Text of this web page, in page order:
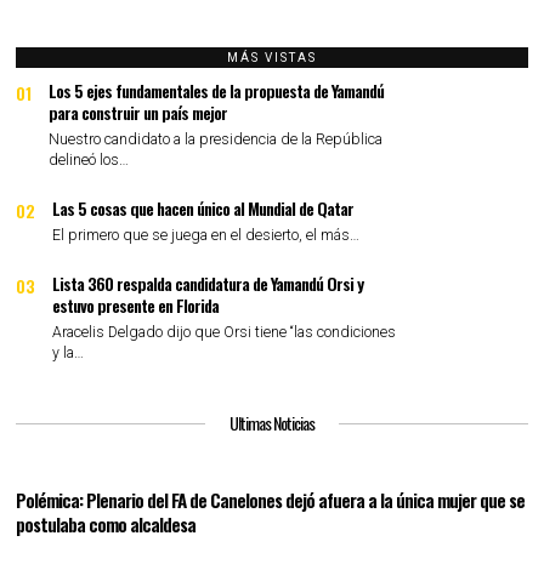
MÁS VISTAS
01
Los 5 ejes fundamentales de la propuesta de Yamandú
para construir un país mejor
Nuestro candidato a la presidencia de la República
delineó los…
02 Las 5 cosas que hacen único al Mundial de Qatar
El primero que se juega en el desierto, el más…
03
Lista 360 respalda candidatura de Yamandú Orsi y
estuvo presente en Florida
Aracelis Delgado dijo que Orsi tiene “las condiciones
y la…
Ultimas Noticias
Polémica: Plenario del FA de Canelones dejó afuera a la única mujer que se
postulaba como alcaldesa